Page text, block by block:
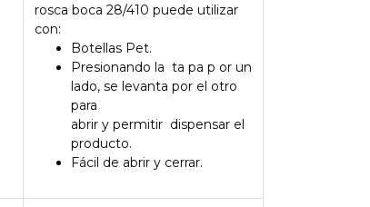
rosca boca 28/410 puede utilizar
con:
Botellas Pet.
Presionando la ta pa p or un
lado, se levanta por el otro
para
abrir y permitir dispensar el
producto.
Fácil de abrir y cerrar.